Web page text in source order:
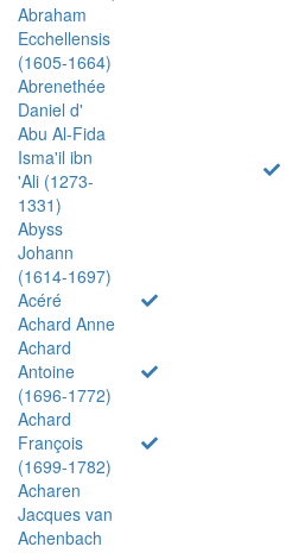
Abraham
Ecchellensis
(1605-1664)
Abrenethée
Daniel d'
Abu Al-Fida
Isma'il ibn
'Ali (1273-
1331)
Abyss
Johann
(1614-1697)
Acéré
Achard Anne
Achard
Antoine
(1696-1772)
Achard
François
(1699-1782)
Acharen
Jacques van
Achenbach